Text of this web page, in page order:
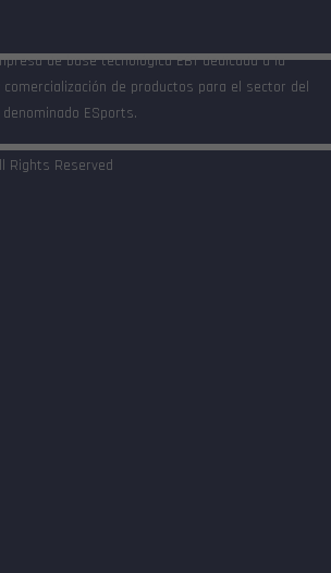
de base tecnológica EBT dedicada a la
de productos para el sector del
ESports.
Rights Reserved